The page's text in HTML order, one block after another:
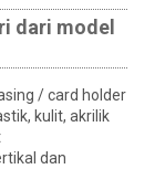
dari model
/ card holder
kulit, akrilik
dan